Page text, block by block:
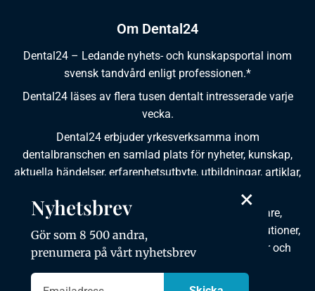
Om Dental24
Dental24 – Ledande nyhets- och kunskapsportal inom
svensk tandvård enligt professionen.*
Dental24 läses av flera tusen dentalt intresserade varje
vecka.
Dental24 erbjuder yrkesverksamma inom
dentalbranschen en samlad plats för nyheter, kunskap,
aktuella händelser, erfarenhetsutbyte, utbildningar, artiklar,
Dental24 produceras i samverkan med tandläkare,
tandhygienister, tandsköterskor, tandtekniker, institutioner,
kursgivare, föreningar, organisationer, leverantörer och
×
Nyhetsbrev
Gör som 8 500 andra,
prenumera på vårt nyhetsbrev